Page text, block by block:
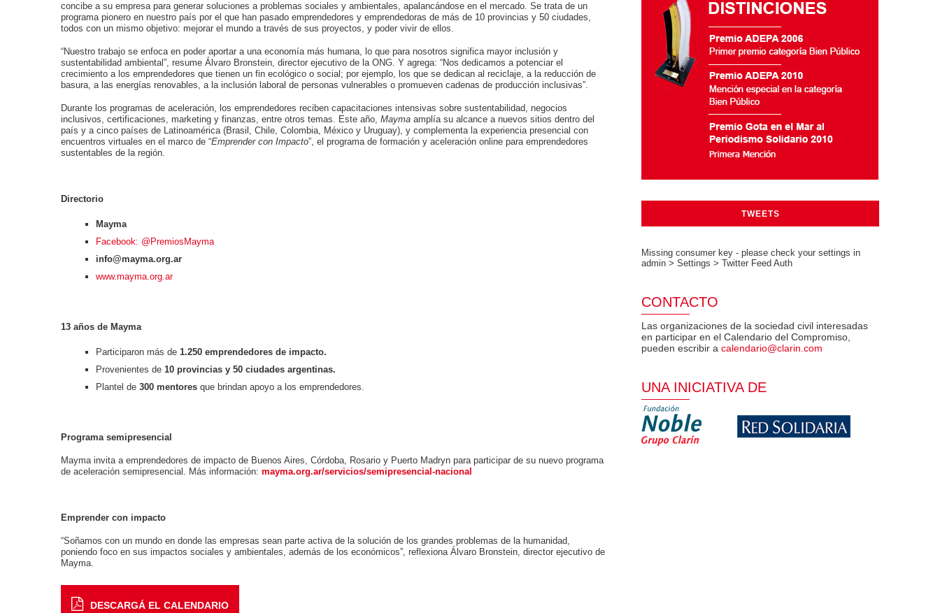
concibe a su empresa para generar soluciones a problemas sociales y ambientales, apalancándose en el mercado. Se trata de un
programa pionero en nuestro país por el que han pasado emprendedores y emprendedoras de más de 10 provincias y 50 ciudades,
todos con un mismo objetivo: mejorar el mundo a través de sus proyectos, y poder vivir de ellos.
“Nuestro trabajo se enfoca en poder aportar a una economía más humana, lo que para nosotros significa mayor inclusión y
sustentabilidad ambiental”, resume Álvaro Bronstein, director ejecutivo de la ONG. Y agrega: “Nos dedicamos a potenciar el
crecimiento a los emprendedores que tienen un fin ecológico o social; por ejemplo, los que se dedican al reciclaje, a la reducción de
basura, a las energías renovables, a la inclusión laboral de personas vulnerables o promueven cadenas de producción inclusivas”.
Durante los programas de aceleración, los emprendedores reciben capacitaciones intensivas sobre sustentabilidad, negocios
inclusivos, certificaciones, marketing y finanzas, entre otros temas. Este año, Mayma amplía su alcance a nuevos sitios dentro del
país y a cinco países de Latinoamérica (Brasil, Chile, Colombia, México y Uruguay), y complementa la experiencia presencial con
encuentros virtuales en el marco de “Emprender con Impacto”, el programa de formación y aceleración online para emprendedores
sustentables de la región.
Directorio
Mayma
Facebook: @PremiosMayma
info@mayma.org.ar
www.mayma.org.ar
13 años de Mayma
Participaron más de 1.250 emprendedores de impacto.
Provenientes de 10 provincias y 50 ciudades argentinas.
Plantel de 300 mentores que brindan apoyo a los emprendedores.
Programa semipresencial
Mayma invita a emprendedores de impacto de Buenos Aires, Córdoba, Rosario y Puerto Madryn para participar de su nuevo programa
de aceleración semipresencial. Más información: mayma.org.ar/servicios/semipresencial-nacional
Emprender con impacto
“Soñamos con un mundo en donde las empresas sean parte activa de la solución de los grandes problemas de la humanidad,
poniendo foco en sus impactos sociales y ambientales, además de los económicos”, reflexiona Álvaro Bronstein, director ejecutivo de
Mayma.
DESCARGÁ EL CALENDARIO
TWEETS
Missing consumer key - please check your settings in
admin > Settings > Twitter Feed Auth
CONTACTO
Las organizaciones de la sociedad civil interesadas
en participar en el Calendario del Compromiso,
pueden escribir a calendario@clarin.com
UNA INICIATIVA DE